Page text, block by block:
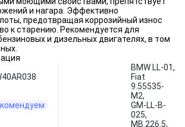
и нагара. Эффективно
предотвращая коррозийный износ
к старению. Рекомендуется для
и дизельных двигателях, в том
BMW LL-01,
Fiat
9.55535-
M2,
GM-LL-B-
025,
MB 226.5,